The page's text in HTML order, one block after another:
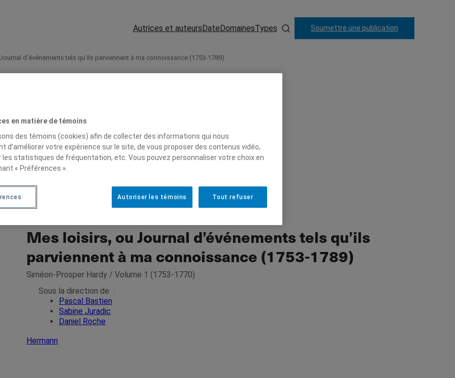
Autrices et auteursDateDomainesTypes Soumettre une publication
d’événements tels qu’ils parviennent à ma connoissance (1753-1789)
2012 Biographie / journal
Mes loisirs, ou Journal d’événements tels qu’ils
parviennent à ma connoissance (1753-1789)
Siméon-Prosper Hardy / Volume 1 (1753-1770)
Sous la direction de :
Pascal Bastien
Sabine Juradic
Daniel Roche
Hermann
en matière de témoins
des témoins (cookies) afin de collecter des informations qui nous
d’améliorer votre expérience sur le site, de vous proposer des contenus vidéo,
les statistiques de fréquentation, etc. Vous pouvez personnaliser votre choix en
« Préférences ».
Tout refuser
Autoriser les témoins